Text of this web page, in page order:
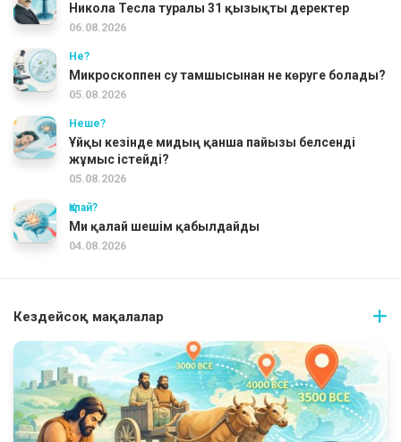
Никола Тесла туралы 31 қызықты деректер
06.08.2026
Не?
Микроскоппен су тамшысынан не көруге болады?
05.08.2026
Неше?
Ұйқы кезінде мидың қанша пайызы белсенді
жұмыс істейді?
05.08.2026
Қалай?
Ми қалай шешім қабылдайды
04.08.2026
Кездейсоқ мақалалар